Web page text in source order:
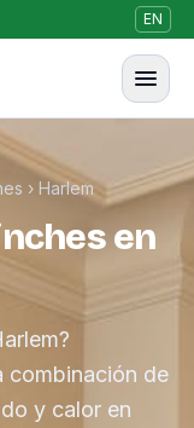
EN
› Harlem
en
combinación de
y calor en